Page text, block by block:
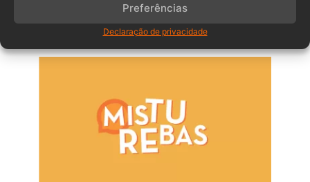
Preferências
Declaração de privacidade
Anuncia – Lateral